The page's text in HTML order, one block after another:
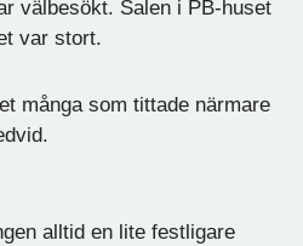
välbesökt. Salen i PB-huset
var stort.
många som tittade närmare
alltid en lite festligare